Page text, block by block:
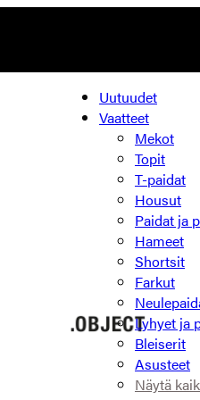
Uutuudet
Vaatteet
Mekot
Topit
T-paidat
Housut
Paidat ja
Hameet
Shortsit
Farkut
Lyhyet ja
Bleiserit
Asusteet
Näytä